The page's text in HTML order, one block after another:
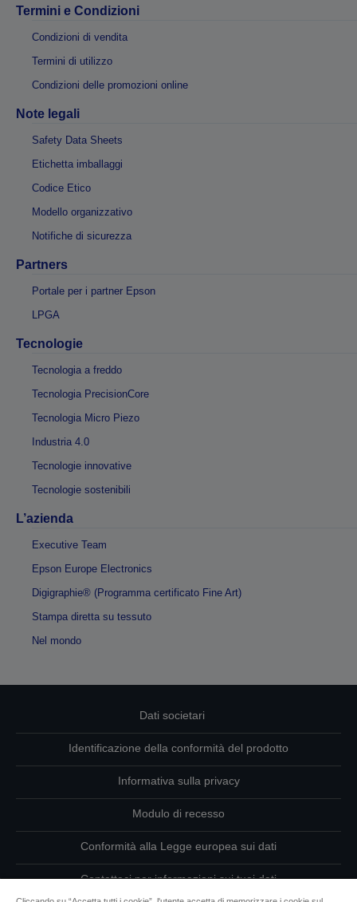
Termini e Condizioni
Condizioni di vendita
Termini di utilizzo
Condizioni delle promozioni online
Note legali
Safety Data Sheets
Etichetta imballaggi
Codice Etico
Modello organizzativo
Notifiche di sicurezza
Partners
Portale per i partner Epson
LPGA
Tecnologie
Tecnologia a freddo
Tecnologia PrecisionCore
Tecnologia Micro Piezo
Industria 4.0
Tecnologie innovative
Tecnologie sostenibili
L’azienda
Executive Team
Epson Europe Electronics
Digigraphie® (Programma certificato Fine Art)
Stampa diretta su tessuto
Nel mondo
Dati societari
Identificazione della conformità del prodotto
Informativa sulla privacy
Modulo di recesso
Conformità alla Legge europea sui dati
Contattaci per informazioni sui tuoi dati